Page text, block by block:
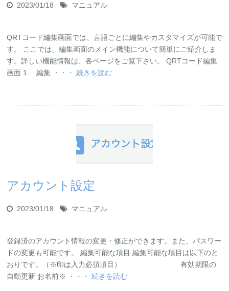
2023/01/18 マニュアル
QRTコード編集画面では、言語ごとに編集やカスタマイズが可能で
す。 ここでは、編集画面のメイン機能について簡単にご紹介しま
す。詳しい機能情報は、各ページをご覧下さい。 QRTコード編集
画面 1. 編集
・・・ 続きを読む
アカウント設定
2023/01/18 マニュアル
登録済のアカウント情報の変更・修正ができます。また、パスワー
ドの変更も可能です。 編集可能な項目 編集可能な項目は以下のと
おりです。（※印は入力必須項目） 有効期限の
自動更新 お名前※
・・・ 続きを読む